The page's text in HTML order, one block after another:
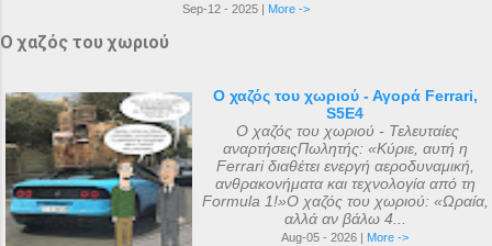
Sep-12 - 2025 | More ->
Ο χαζός του χωριού
Ο χαζός του χωριού - Αγορά Ferrari,
S5E4
Ο χαζός του χωριού - Τελευταίες
αναρτήσειςΠωλητής: «Κύριε, αυτή η
Ferrari διαθέτει ενεργή αεροδυναμική,
ανθρακονήματα και τεχνολογία από τη
Formula 1!»Ο χαζός του χωριού: «Ωραία,
αλλά αν βάλω 4...
Aug-05 - 2026 | More ->